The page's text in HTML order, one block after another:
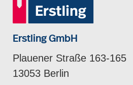
Erstling GmbH
Plauener Straße 163-165
13053 Berlin